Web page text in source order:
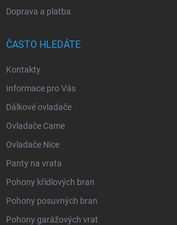
Doprava a platba
ČASTO HLEDÁTE
Kontakty
Informace pro Vás
Dálkové ovladače
Ovladače Came
Ovladače Nice
Panty na vrata
Pohony křídlových bran
Pohony posuvných bran
Pohony garážových vrat